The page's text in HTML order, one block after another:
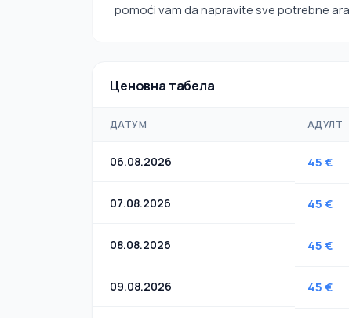
pomoći vam da napravite sve potrebne
Ценовна табела
ДАТУМ АДУЛТ
06.08.2026 45 €
07.08.2026 45 €
08.08.2026 45 €
09.08.2026 45 €